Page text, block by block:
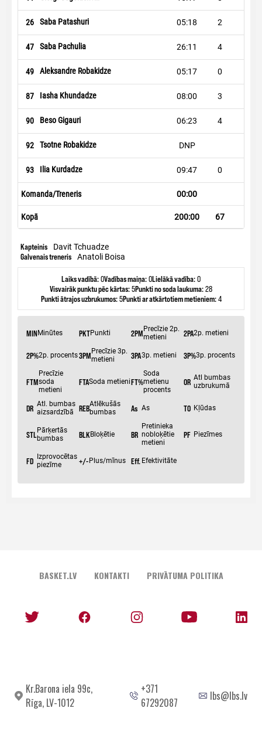
BASKET.LV KONTAKTI PRIVĀTUMA POLITIKA
Kr.Barona iela 99c,
Rīga, LV-1012
+371
67292087
lbs@lbs.lv